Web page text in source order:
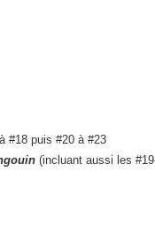
#18 puis #20 à #23
(incluant aussi les